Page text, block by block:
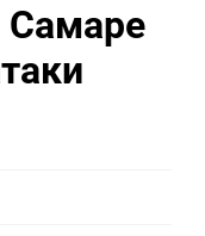
Самаре